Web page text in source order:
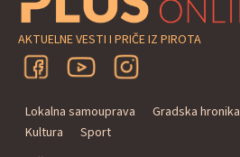
AKTUELNE VESTI I PRIČE IZ PIROTA
Lokalna samouprava Gradska hronika
Kultura
Sport